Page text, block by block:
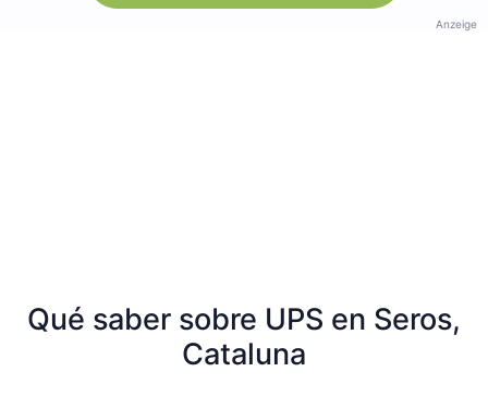
Anzeige
Qué saber sobre UPS en Seros,
Cataluna